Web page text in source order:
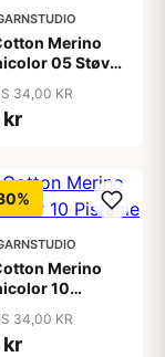
Merino
05 Støvet
34,00 KR
Merino
10
34,00 KR